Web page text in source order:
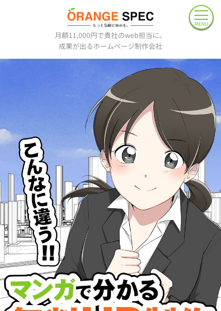
MENU
月額11,000円で貴社のweb担当に。
成果が出るホームページ制作会社